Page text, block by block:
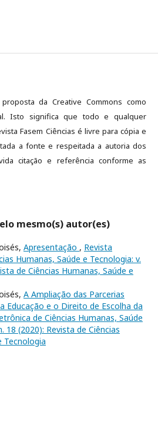
da Creative Commons como
Isto significa que todo e qualquer
Fasem Ciências é livre para cópia e
a fonte e respeitada a autoria dos
citação e referência conforme as
mesmo(s) autor(es)
Apresentação , Revista
Humanas, Saúde e Tecnologia: v.
de Ciências Humanas, Saúde e
A Ampliação das Parcerias
Educação e o Direito de Escolha da
de Ciências Humanas, Saúde
18 (2020): Revista de Ciências
Tecnologia